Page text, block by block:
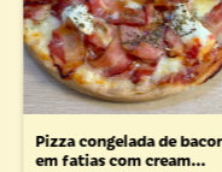
Pizza congelada de
em fatias com cream